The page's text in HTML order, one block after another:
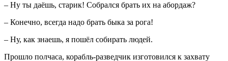
– Ну ты даёшь, старик! Собрался брать их на абордаж?
– Конечно, всегда надо брать быка за рога!
– Ну, как знаешь, я пошёл собирать людей.
Прошло полчаса, корабль-разведчик изготовился к захвату